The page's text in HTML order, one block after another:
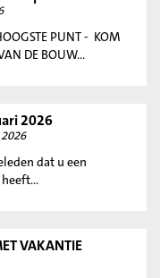
PUNT - KOM
DE BOUW...
2026
dat u een
VAKANTIE